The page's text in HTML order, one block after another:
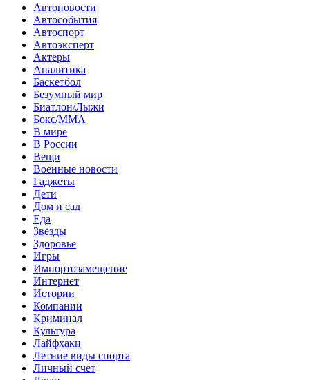
Автоновости
Автособытия
Автоспорт
Автоэксперт
Актеры
Аналитика
Баскетбол
Безумный мир
Биатлон/Лыжи
Бокс/MMA
В мире
В России
Вещи
Военные новости
Гаджеты
Дети
Дом и сад
Еда
Звёзды
Здоровье
Игры
Импортозамещение
Интернет
Истории
Компании
Криминал
Культура
Лайфхаки
Летние виды спорта
Личный счет